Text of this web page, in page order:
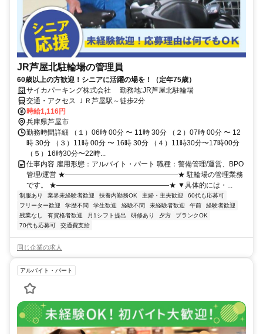
JR芦屋北駐輪場の管理員
60歳以上の方歓迎！シニアに活躍の場を！（定年75歳）
サイカパーキング株式会社 勤務地:JR芦屋北駐輪場
交通・アクセス ＪＲ芦屋駅～徒歩2分
時給1,116円
兵庫県芦屋市
勤務時間詳細 （１）06時 00分 〜 11時 30分 （２）07時 00分 〜 12
時 30分 （３）11時 00分 〜 16時 30分 （４）11時30分〜17時00分
（５）16時30分〜22時...
仕事内容 雇用形態：アルバイト・パート 職種：警備管理/運営、BPO
管理/運営 ★――――――――――――――――★ 駐輪場の管理業務
です。 ★――――――――――――――――★ ▼具体的には・...
制服あり 業界未経験者歓迎 扶養内勤務OK 主婦・主夫歓迎
60代も応募可
フリーター歓迎
学歴不問 学生歓迎 経験不問 未経験者歓迎 午前
経験者歓迎
残業なし
有資格者歓迎 月1シフト提出 研修あり 夕方
ブランクOK
70代も応募可
交通費支給
同じ企業の求人
アルバイト・パート